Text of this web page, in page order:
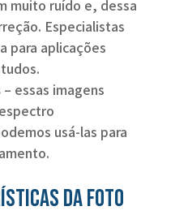
muito ruído e, dessa
Especialistas
para aplicações
– essas imagens
usá-las para
da Foto